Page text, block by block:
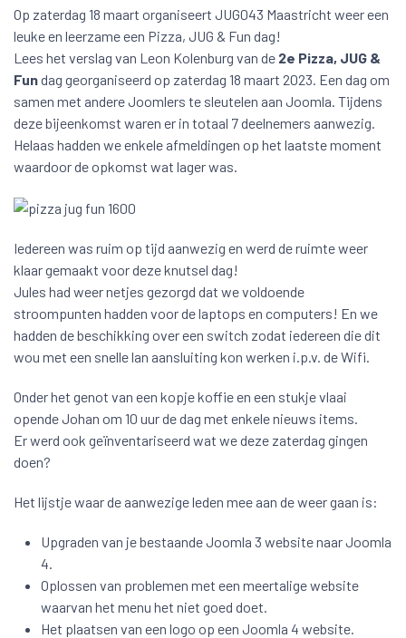
Op zaterdag 18 maart organiseert JUG043 Maastricht weer een
leuke en leerzame een Pizza, JUG & Fun dag!
Lees het verslag van Leon Kolenburg van de 2e Pizza, JUG &
Fundag georganiseerd op zaterdag 18 maart 2023. Een dag om
samen met andere Joomlers te sleutelen aan Joomla. Tijdens
deze bijeenkomst waren er in totaal 7 deelnemers aanwezig.
Helaas hadden we enkele afmeldingen op het laatste moment
waardoor de opkomst wat lager was.
Iedereen was ruim op tijd aanwezig en werd de ruimte weer
klaar gemaakt voor deze knutsel dag!
Jules had weer netjes gezorgd dat we voldoende
stroompunten hadden voor de laptops en computers! En we
hadden de beschikking over een switch zodat iedereen die dit
wou met een snelle lan aansluiting kon werken i.p.v. de Wifi.
Onder het genot van een kopje koffie en een stukje vlaai
opende Johan om 10 uur de dag met enkele nieuws items.
Er werd ook geïnventariseerd wat we deze zaterdag gingen
doen?
Het lijstje waar de aanwezige leden mee aan de weer gaan is:
Upgraden van je bestaande Joomla 3 website naar Joomla
4.
Oplossen van problemen met een meertalige website
waarvan het menu het niet goed doet.
Het plaatsen van een logo op een Joomla 4 website.